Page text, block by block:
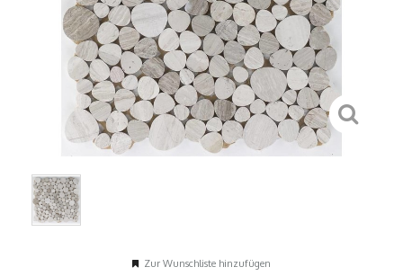
Zur Wunschliste hinzufügen